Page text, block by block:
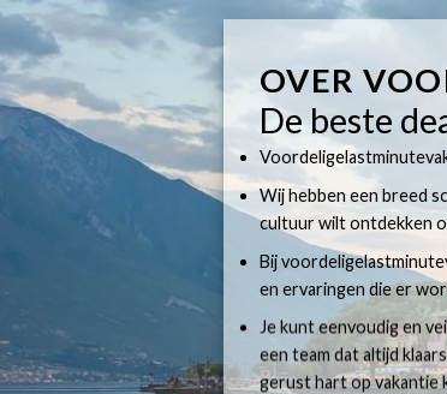
OVER
De beste
Wij hebben een breed
cultuur wilt ontdekken
Bij
en ervaringen die er
Je kunt eenvoudig en
een team dat altijd
gerust hart op vakantie